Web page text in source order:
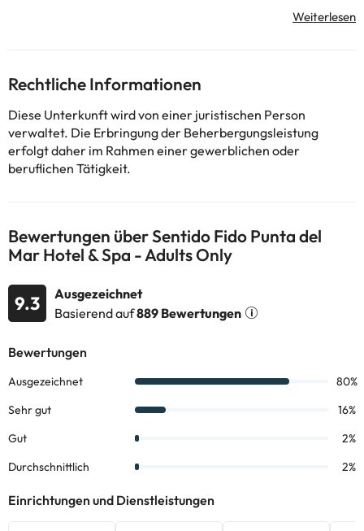
Spaziergang vom Stadtzentrum und etwa 20 km von Palma
entfernt. Das Hotel ist gut mit öffentlichen Verkehrsmitteln
können auch Fahrräder mieten und Billard spielen. In beiden
Fällen zahlen Sie zusätzliche Gebühren. Ein Unterhaltungs- und
Unterhaltungsprogramm vervollständigt das breite
Leistungsspektrum. Das Hotel liegt nur 2 km vom nächsten
Golfplatz entfernt.
Einige der detaillierten Dienstleistungen können bezahlt werden.
Sie können ihre Preise direkt in der Einrichtung überprüfen. Diese
Einige der aufgeführten Leistungen können kostenpflichtig sein.
Die entsprechenden Preise könnt ihr direkt bei der Unterkunft
Unterkunft geändert werden. Wenn ihr Fragen habt, kontaktiert
uns.
Rechtliche Informationen
Diese Unterkunft wird von einer juristischen Person
verwaltet. Die Erbringung der Beherbergungsleistung
erfolgt daher im Rahmen einer gewerblichen oder
beruflichen Tätigkeit.
Bewertungen über Sentido Fido Punta del
Mar Hotel & Spa - Adults Only
9.3
Ausgezeichnet
Basierend auf889 Bewertungen